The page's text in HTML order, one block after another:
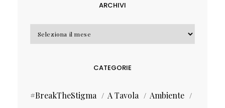
ARCHIVI
Archivi
CATEGORIE
#BreakTheStigma A Tavola
Ambiente